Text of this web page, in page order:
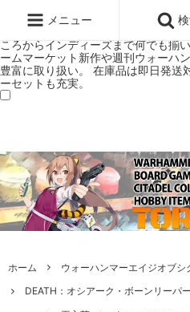
ミアムショップTORAYAMA。通販
ハンマーとボードゲームのことなら
ころからインディーズまで何でも揃
ームマーケット新作や週刊ウォーハ
豊富に取り扱い。 在庫品は即日発送
ーセットも充実。
メニュー
ホーム
ウォーハンマーエイジオブシ
DEATH：オシアーク・ボーンリーパー